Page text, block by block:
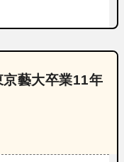
藝大卒業11年